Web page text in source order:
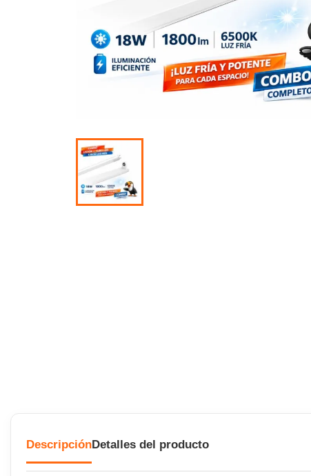
DescripciónDetalles del producto